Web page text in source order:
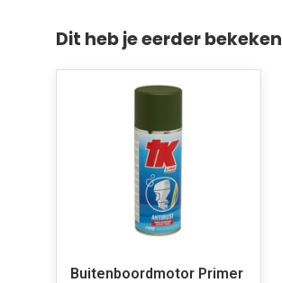
Dit heb je eerder bekeken
Buitenboordmotor Primer